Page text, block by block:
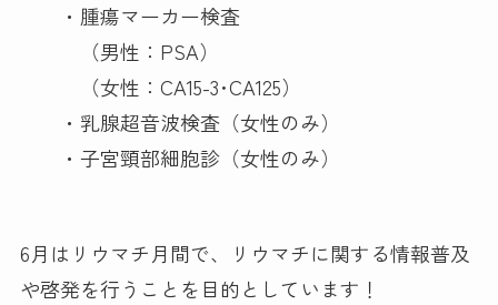
・腫瘍マーカー検査
（男性：PSA）
（女性：CA15-3･CA125）
・乳腺超音波検査（女性のみ）
・子宮頸部細胞診（女性のみ）
6月はリウマチ月間で、リウマチに関する情報普及
や啓発を行うことを目的としています！